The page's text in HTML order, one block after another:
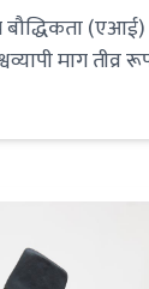
बौद्धिकता
माग तीव्र